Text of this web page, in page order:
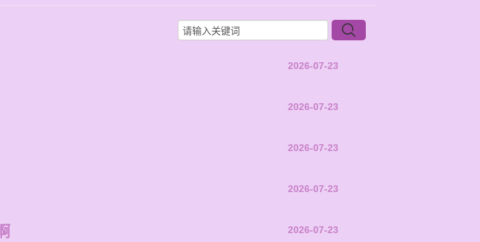
2026-07-23
2026-07-23
2026-07-23
2026-07-23
2026-07-23